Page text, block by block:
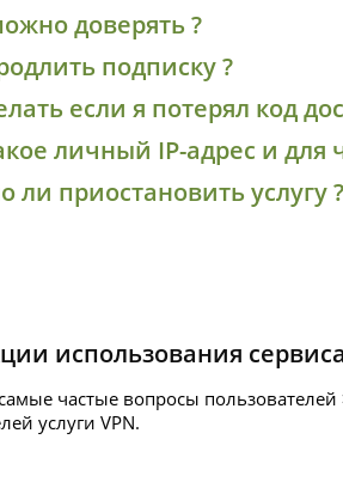
доверять ?
подписку ?
если я потерял код
личный IP-адрес и для
ли приостановить услугу ?
использования
частые вопросы пользователей
услуги VPN.